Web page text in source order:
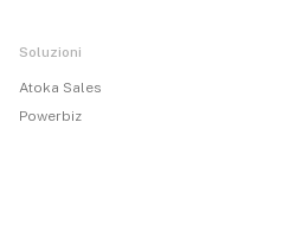
Soluzioni
Atoka Sales
Powerbiz